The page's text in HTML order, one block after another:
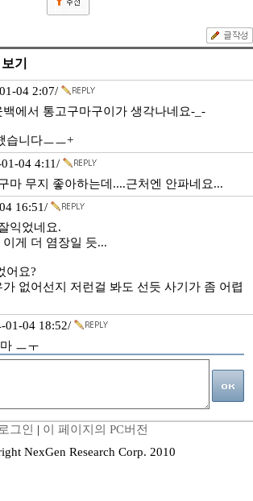
기
04 2:07/
에서 통고구마구이가 생각나네요-_-
습니다ㅡㅡ+
04 4:11/
마 무지 좋아하는데....근처엔 안파네요...
16:51/
익었네요.
게 더 염장일 듯...
어요?
없어선지 저런걸 봐도 선듯 사기가 좀 어렵
01-04 18:52/
ㅡㅜ
로그인 | 이 페이지의 PC버전
NexGen Research Corp. 2010